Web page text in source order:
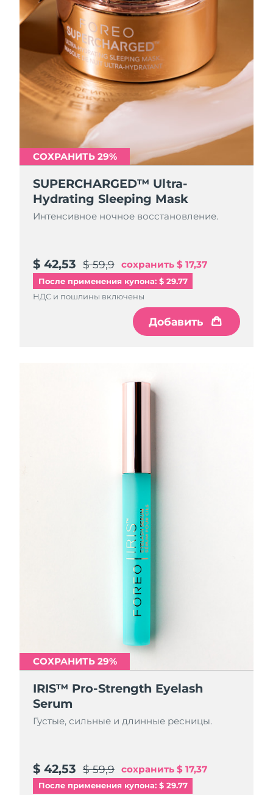
СОХРАНИТЬ 29%
SUPERCHARGED™ Ultra-
Hydrating Sleeping Mask
Интенсивное ночное восстановление.
$ 42,53 $ 59,9 сохранить $ 17,37
После применения купона: $ 29.77
НДС и пошлины включены
Добавить
СОХРАНИТЬ 29%
IRIS™ Pro-Strength Eyelash
Serum
Густые, сильные и длинные ресницы.
$ 42,53 $ 59,9 сохранить $ 17,37
После применения купона: $ 29.77